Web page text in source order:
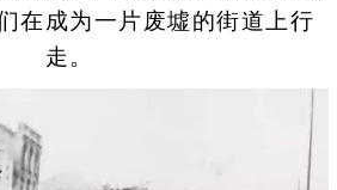
在成为一片废墟的街道上行
走。